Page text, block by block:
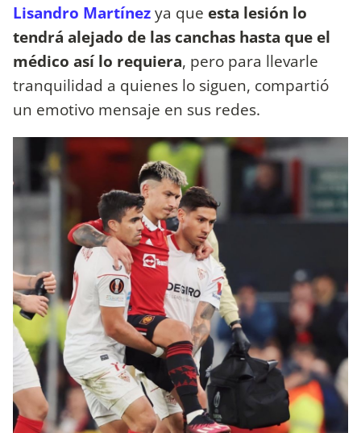
Lisandro Martínezya que esta lesión lo
tendrá alejado de las canchas hasta que el
médico así lo requiera, pero para llevarle
tranquilidad a quienes lo siguen, compartió
un emotivo mensaje en sus redes.